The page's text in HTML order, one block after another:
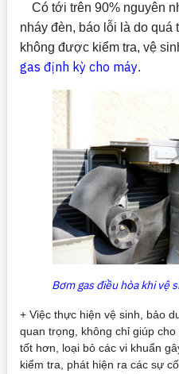
Có tới trên 90% nguyên
nháy đèn, báo lỗi là do quá
không được kiểm tra, vệ
gas định kỳ cho máy.
Bơm gas điều hòa khi vệ
+ Việc thực hiện vệ sinh, bảo
quan trọng, không chỉ giúp
tốt hơn, loại bỏ các vi khuẩn
kiểm tra, phát hiện ra các sự